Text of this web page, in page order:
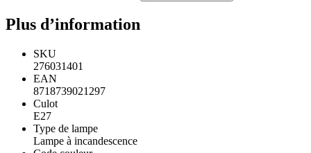
Plus d’information
SKU
276031401
EAN
8718739021297
Culot
E27
Type de lampe
Lampe à incandescence